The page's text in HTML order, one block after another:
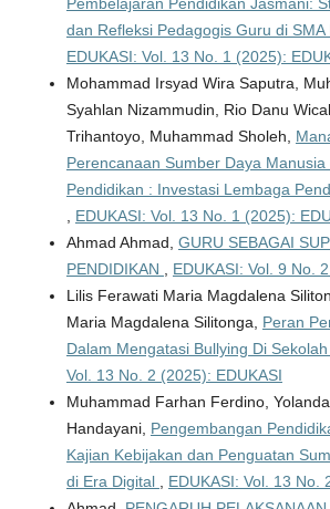
dan Refleksi Pedagogis Guru di SMA
EDUKASI: Vol. 13 No. 1 (2025):
Mohammad Irsyad Wira Saputra,
Syahlan Nizammudin, Rio Danu
Trihantoyo, Muhammad Sholeh,
Perencanaan Sumber Daya Manusia
Pendidikan : Investasi Lembaga
EDUKASI: Vol. 13 No. 1 (2025):
Ahmad Ahmad, GURU SEBAGAI
PENDIDIKAN
EDUKASI: Vol. 9 No.
Lilis Ferawati Maria Magdalena
Maria Magdalena Silitonga, Peran
Dalam Mengatasi Bullying Di
Vol. 13 No. 2 (2025): EDUKASI
Muhammad Farhan Ferdino,
Handayani, Pengembangan
Kajian Kebijakan dan Penguatan
di Era Digital
EDUKASI: Vol. 13 No.